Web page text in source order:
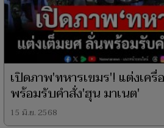
เปิดภาพ'ทหารเขมร'! แต่งเค
พร้อมรับคำสั่ง'ฮุน มาเนต'
15 มิ.ย. 2568